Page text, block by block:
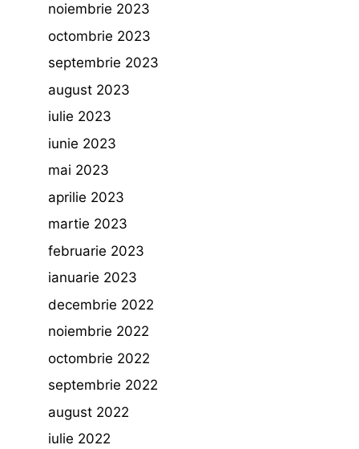
noiembrie 2023
octombrie 2023
septembrie 2023
august 2023
iulie 2023
iunie 2023
mai 2023
aprilie 2023
martie 2023
februarie 2023
ianuarie 2023
decembrie 2022
noiembrie 2022
octombrie 2022
septembrie 2022
august 2022
iulie 2022